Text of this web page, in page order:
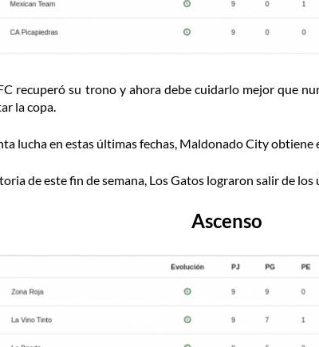
recuperó su trono y ahora debe cuidarlo mejor que
la copa.
lucha en estas últimas fechas, Maldonado City
de este fin de semana, Los Gatos lograron salir de los
Ascenso